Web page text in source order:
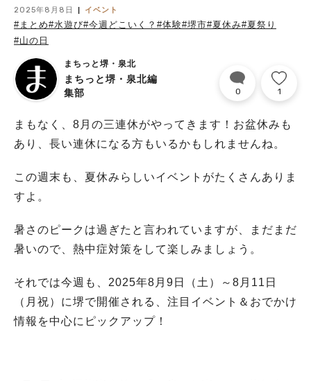
2025年8月8日 イベント
#まとめ#水遊び#今週どこいく？ #体験#堺市#夏休み#夏祭り
#山の日
まちっと堺・泉北
まちっと堺・泉北編
集部
0 1
まもなく、8月の三連休がやってきます！お盆休みも
あり、長い連休になる方もいるかもしれませんね。
この週末も、夏休みらしいイベントがたくさんありま
すよ。
暑さのピークは過ぎたと言われていますが、まだまだ
暑いので、熱中症対策をして楽しみましょう。
それでは今週も、2025年8月9日（土）～8月11日
（月祝）に堺で開催される、注目イベント＆おでかけ
情報を中心にピックアップ！